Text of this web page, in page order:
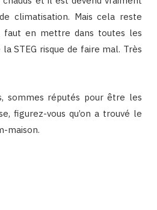
climatisation. Mais cela reste
faut en mettre dans toutes les
STEG risque de faire mal. Très
sommes réputés pour être les
figurez-vous qu’on a trouvé le
maison.